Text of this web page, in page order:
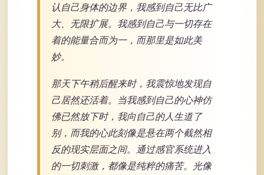
认自己身体的边界，我感到自己无比广
大、无限扩展。我感到自己与一切存在
着的能量合而为一，而那里是如此美
妙。
那天下午稍后醒来时，我震惊地发现自
己居然还活着。当我感到自己的心神仿
佛已然放下时，我向自己的人生道了
别，而我的心此刻像是悬在两个截然相
反的现实层面之间。通过感官系统进入
的一切刺激，都像是纯粹的痛苦。光像